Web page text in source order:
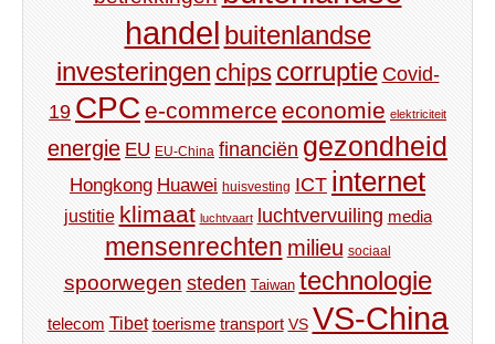
handel buitenlandse
investeringen chips corruptie Covid-
19 CPC e-commerce economie elektriciteit
energie EU EU-China financiën gezondheid
Hongkong Huawei huisvesting ICT internet
justitie klimaat luchtvaart luchtvervuiling media
mensenrechten milieu sociaal
spoorwegen steden Taiwan technologie
telecom Tibet toerisme transport VS VS-China